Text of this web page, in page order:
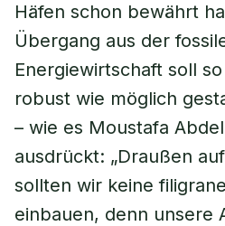
Häfen schon bewährt
Übergang aus der
Energiewirtschaft soll
robust wie möglich
– wie es Moustafa
ausdrückt: „Draußen
sollten wir keine
einbauen, denn unsere